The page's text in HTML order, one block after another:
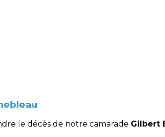
le décès de notre camarade Gilbert